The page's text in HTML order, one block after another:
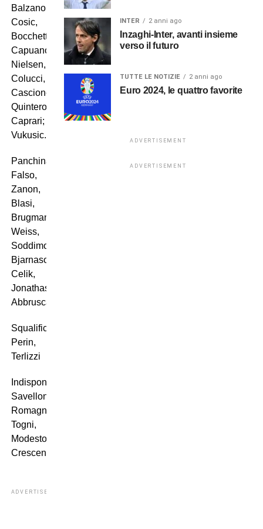
Balzano,
Cosic,
Bocchetti,
Capuano;
Nielsen,
Colucci,
Cascione;
Quintero,
Caprari;
Vukusic.
Panchina:
Falso,
Zanon,
Blasi,
Brugman,
Weiss,
Soddimo,
Bjarnason,
Celik,
Jonathas,
Abbruscato.
Squalificati:
Perin,
Terlizzi
Indisponibili:
Savelloni,
Romagnoli,
Togni,
Modesto,
Crescenzi
ADVERTISEMENT
INTER 2 anni ago
Inzaghi-Inter, avanti insieme
verso il futuro
TUTTE LE NOTIZIE 2 anni ago
Euro 2024, le quattro favorite
ADVERTISEMENT
ADVERTISEMENT